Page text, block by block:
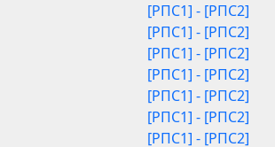
[РПС1] - [РПС2]
[РПС1] - [РПС2]
[РПС1] - [РПС2]
[РПС1] - [РПС2]
[РПС1] - [РПС2]
[РПС1] - [РПС2]
[РПС1] - [РПС2]